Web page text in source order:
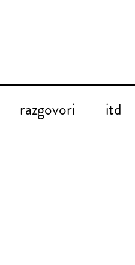
razgovori itd